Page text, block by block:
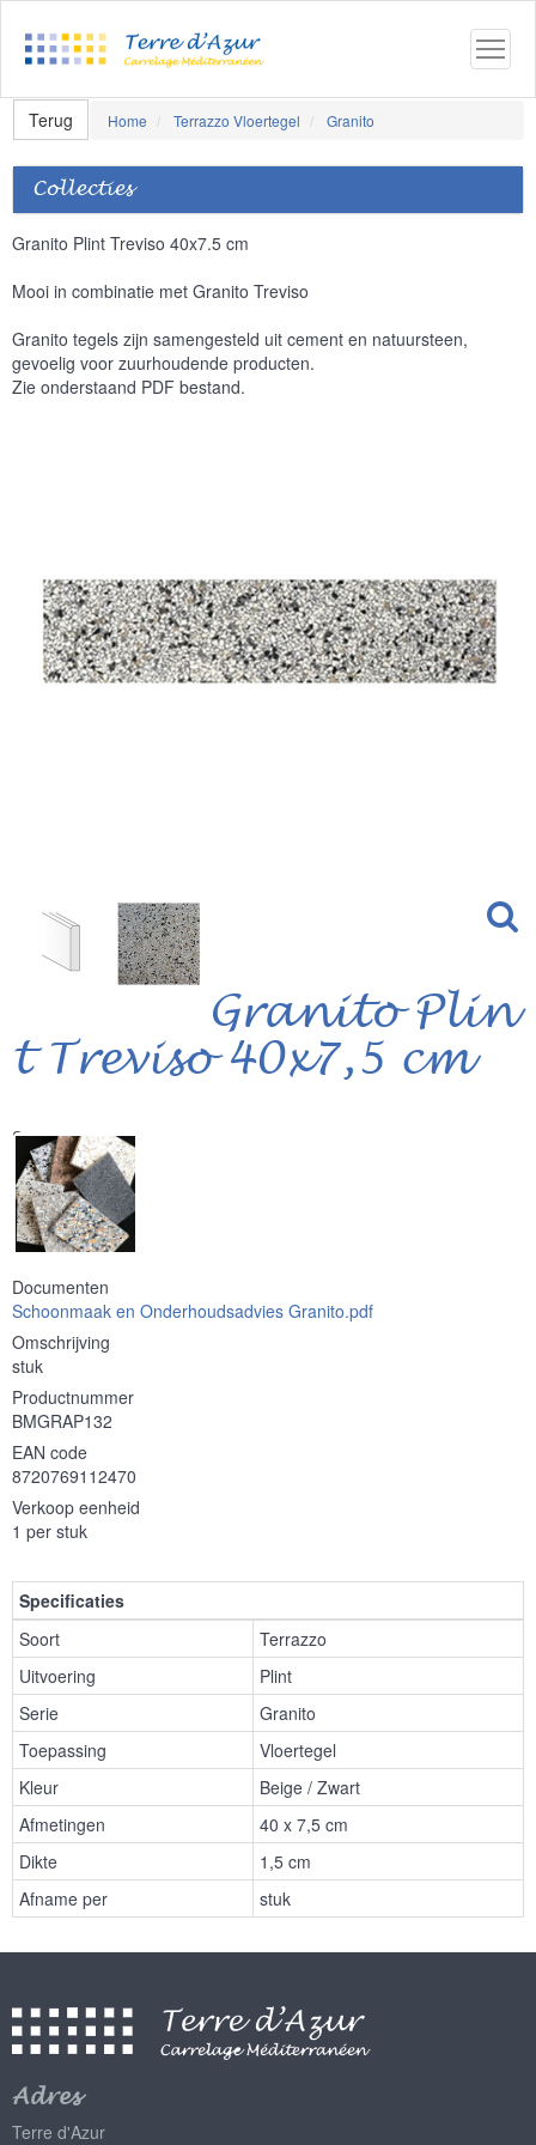
Terug Home Terrazzo Vloertegel Granito
Collecties
Granito Plint Treviso 40x7.5 cm
Mooi in combinatie met Granito Treviso
Granito tegels zijn samengesteld uit cement en natuursteen,
gevoelig voor zuurhoudende producten.
Zie onderstaand PDF bestand.
Granito Plin
t Treviso 40x7,5 cm
Serie
Documenten
Schoonmaak en Onderhoudsadvies Granito.pdf
Omschrijving
stuk
Productnummer
BMGRAP132
EAN code
8720769112470
Verkoop eenheid
1 per stuk
Specificaties
Soort
Terrazzo
Uitvoering
Plint
Serie
Granito
Toepassing
Vloertegel
Kleur
Beige / Zwart
Afmetingen
40 x 7,5 cm
Dikte
1,5 cm
Afname per
stuk
Adres
Terre d'Azur